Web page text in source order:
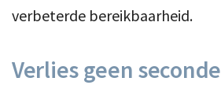
verbeterde bereikbaarheid.
Verlies geen seconde